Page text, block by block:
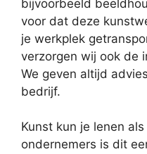
bijvoorbeeld
voor dat deze
je werkplek
verzorgen wij ook de
We geven altijd
bedrijf.
Kunst kun je lenen
ondernemers is dit